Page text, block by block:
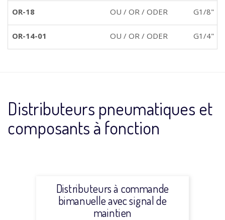
OR-18 OU / OR / ODER G1/8"
OR-14-01 OU / OR / ODER G1/4"
Distributeurs pneumatiques et
composants à fonction
Distributeurs à commande
bimanuelle avec signal de
maintien